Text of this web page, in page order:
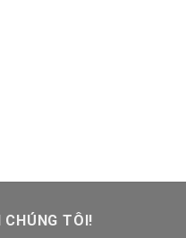
CHÚNG TÔI!